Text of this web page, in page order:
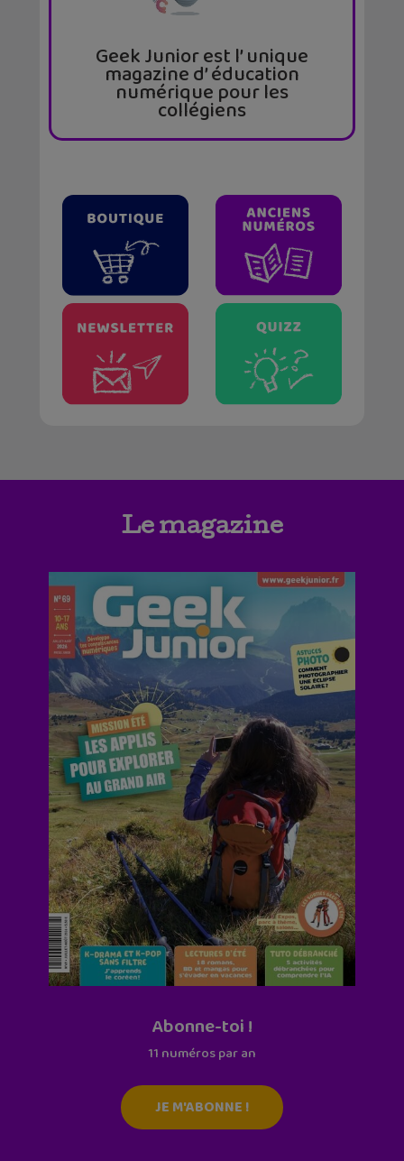
Geek Junior est l’ unique
magazine d’ éducation
numérique pour les
collégiens
Le magazine
Abonne-toi !
11 numéros par an
JE M'ABONNE !